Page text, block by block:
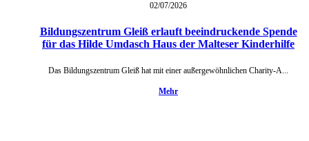
02/07/2026
Bildungszentrum Gleiß erlauft beeindruckende Spende
für das Hilde Umdasch Haus der Malteser Kinderhilfe
Das Bildungszentrum Gleiß hat mit einer außergewöhnlichen Charity-A...
Mehr